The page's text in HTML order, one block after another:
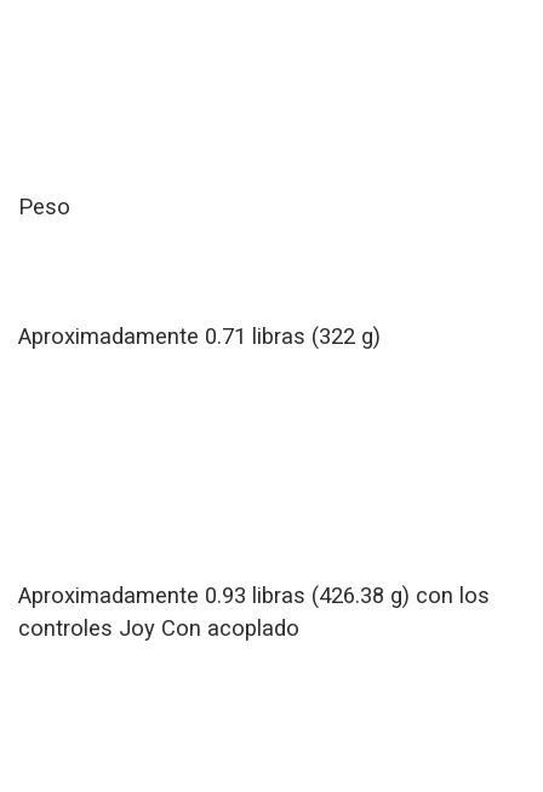
Peso
Aproximadamente 0.71 libras (322 g)
Aproximadamente 0.93 libras (426.38 g) con los
controles Joy Con acoplado